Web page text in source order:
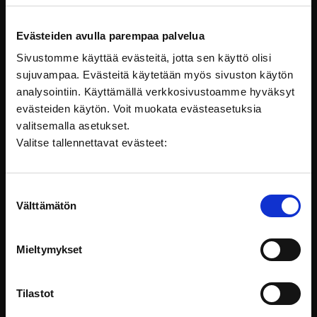
Evästeiden avulla parempaa palvelua
Sivustomme käyttää evästeitä, jotta sen käyttö olisi
sujuvampaa. Evästeitä käytetään myös sivuston käytön
analysointiin. Käyttämällä verkkosivustoamme hyväksyt
evästeiden käytön. Voit muokata evästeasetuksia
valitsemalla asetukset.
Valitse tallennettavat evästeet:
valinta
Välttämätön
Mieltymykset
Tilastot
Suomidigi, Kokeileva Suomi ja Työ 2.0
sparraavat meitä seuraavan neljän
kuukauden ajan.Mentoreiksi on
lupautunut iso liuta vaikuttajia.
Olemme erittäin iloisia
kertoessamme, että
tekoälypilottimme mentoriksi on
lupautunut oppimisen
Kokeilukiihdyttämössä on mukana 18
tiimiä. Tämä on ensimmäinen kerta
kun kiihdyttämö järjestetään
Luonnollisesti olemme tästä erittäin
innoissamme! Tekoälypohjaisesta